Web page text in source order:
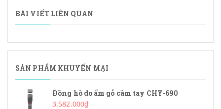
BÀI VIẾT LIÊN QUAN
SẢN PHẨM KHUYẾN MẠI
Đồng hồ đo ẩm gỗ cầm tay CHY-690
3.582.000₫